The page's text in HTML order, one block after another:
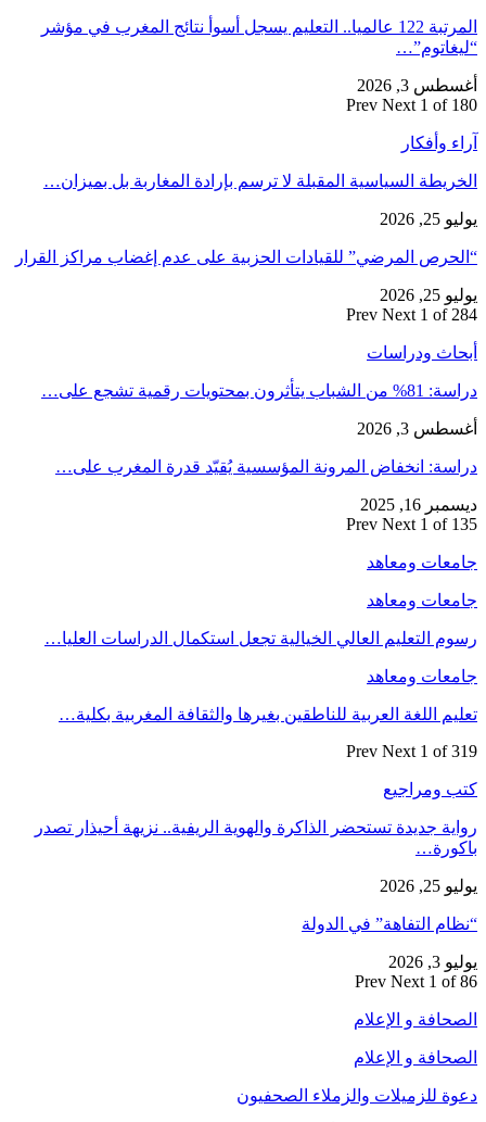
المرتبة 122 عالميا.. التعليم يسجل أسوأ نتائج المغرب في مؤشر
“ليغاتوم”…
أغسطس 3, 2026
Prev Next 1 of 180
آراء وأفكار
الخريطة السياسية المقبلة لا ترسم بإرادة المغاربة بل بميزان…
يوليو 25, 2026
“الحرص المرضي” للقيادات الحزبية على عدم إغضاب مراكز القرار
يوليو 25, 2026
Prev Next 1 of 284
أبحاث ودراسات
دراسة: 81% من الشباب يتأثرون بمحتويات رقمية تشجع على…
أغسطس 3, 2026
دراسة: انخفاض المرونة المؤسسية يُقيّد قدرة المغرب على…
ديسمبر 16, 2025
Prev Next 1 of 135
جامعات ومعاهد
جامعات ومعاهد
رسوم التعليم العالي الخيالية تجعل استكمال الدراسات العليا…
جامعات ومعاهد
تعليم اللغة العربية للناطقين بغيرها والثقافة المغربية بكلية…
Prev Next 1 of 319
كتب ومراجيع
رواية جديدة تستحضر الذاكرة والهوية الريفية.. نزيهة أحيذار تصدر
باكورة…
يوليو 25, 2026
“نظام التفاهة” في الدولة
يوليو 3, 2026
Prev Next 1 of 86
الصحافة و الإعلام
الصحافة و الإعلام
دعوة للزميلات والزملاء الصحفيون